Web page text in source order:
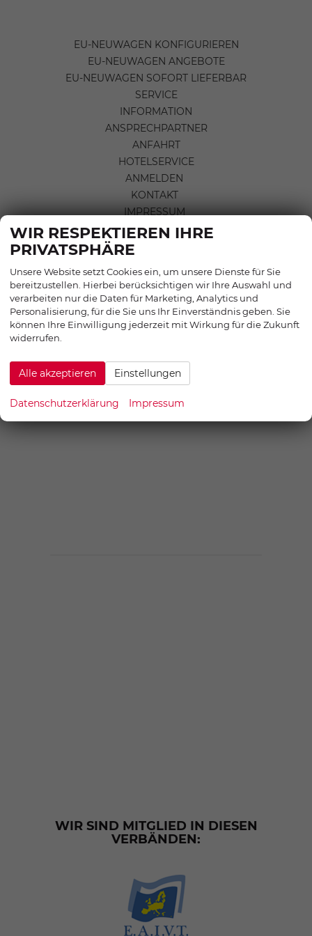
EU-NEUWAGEN KONFIGURIEREN
EU-NEUWAGEN ANGEBOTE
EU-NEUWAGEN SOFORT LIEFERBAR
SERVICE
INFORMATION
ANSPRECHPARTNER
ANFAHRT
HOTELSERVICE
ANMELDEN
KONTAKT
IMPRESSUM
DATENSCHUTZERKLÄRUNG
INFORMATIONEN ZUR
AGB & WIDERRUFSBELEHRUNG
COOKIE-EINSTELLUNGEN
WIR SIND MITGLIED IN DIESEN
VERBÄNDEN:
WIR RESPEKTIEREN IHRE
PRIVATSPHÄRE
Unsere Website setzt Cookies ein, um unsere Dienste für Sie
bereitzustellen. Hierbei berücksichtigen wir Ihre Auswahl und
verarbeiten nur die Daten für Marketing, Analytics und
Personalisierung, für die Sie uns Ihr Einverständnis geben. Sie
können Ihre Einwilligung jederzeit mit Wirkung für die Zukunft
widerrufen.
Alle akzeptieren Einstellungen
Datenschutzerklärung Impressum